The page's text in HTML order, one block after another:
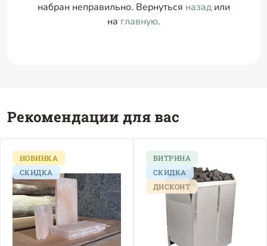
набран неправильно. Вернуться назадили
на главную.
Рекомендации для вас
НОВИНКА
СКИДКА
ВИТРИНА
СКИДКА
ДИСКОНТ